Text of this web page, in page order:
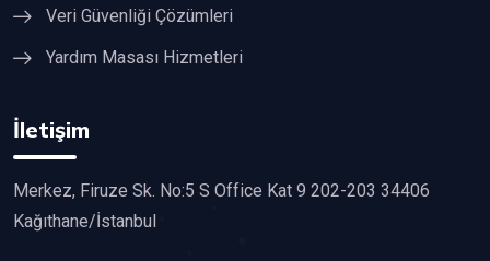
Veri Güvenliği Çözümleri
Yardım Masası Hizmetleri
İletişim
Merkez, Firuze Sk. No:5 S Office Kat 9 202-203 34406
Kağıthane/İstanbul